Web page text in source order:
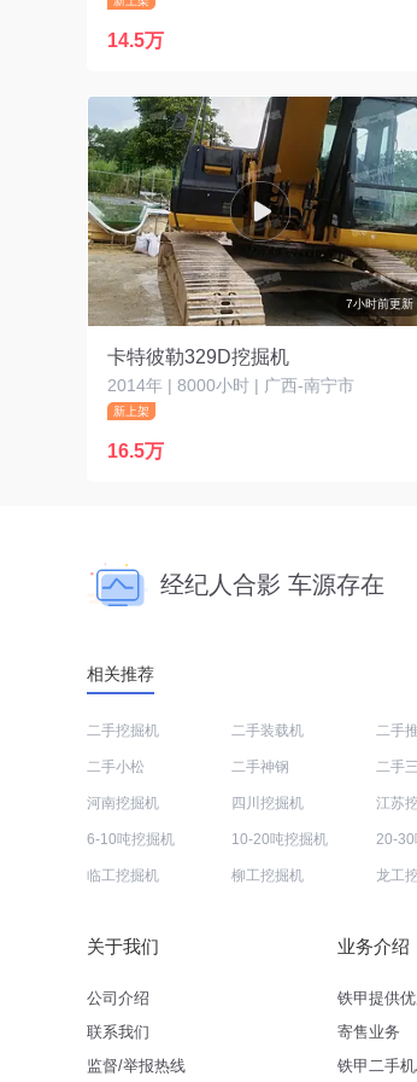
14.5万
7小时前更新
卡特彼勒329D挖掘机
2014年 | 8000小时 | 广西-南宁市
新上架
16.5万
经纪人合影 车源存在
相关推荐
二手挖掘机 二手装载机 二手
二手小松 二手神钢 二手
河南挖掘机 四川挖掘机 江苏
6-10吨挖掘机 10-20吨挖掘机 20-30
临工挖掘机 柳工挖掘机 龙工
关于我们
公司介绍
联系我们
监督/举报热线
业务介绍
铁甲提供
寄售业务
铁甲二手机